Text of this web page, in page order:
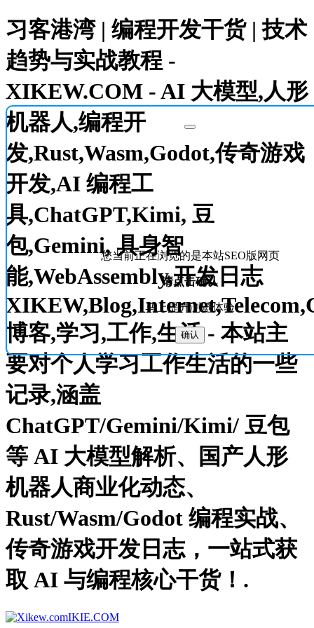
习客港湾 | 编程开发干货 | 技术
趋势与实战教程 -
XIKEW.COM - AI 大模型,人形
机器人,编程开
发,Rust,Wasm,Godot,传奇游戏
开发,AI 编程工
具,ChatGPT,Kimi, 豆
包,Gemini, 具身智
能,WebAssembly,开发日志
博客,学习,工作,生活 - 本站主
要对个人学习工作生活的一些
记录,涵盖
ChatGPT/Gemini/Kimi/ 豆包
等 AI 大模型解析、国产人形
机器人商业化动态、
Rust/Wasm/Godot 编程实战、
传奇游戏开发日志，一站式获
取 AI 与编程核心干货！.
您当前正在浏览的是本站SEO版网页
请点击确认
马上提升浏览体验
确认
IKIE.COM